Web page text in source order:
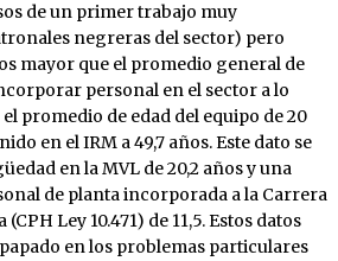
de un primer trabajo muy
negreras del sector) pero
mayor que el promedio general de
personal en el sector a lo
promedio de edad del equipo de 20
en el IRM a 49,7 años. Este dato se
en la MVL de 20,2 años y una
de planta incorporada a la Carrera
Ley 10.471) de 11,5. Estos datos
en los problemas particulares